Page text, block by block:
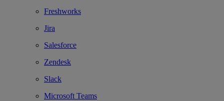
Freshworks
Jira
Salesforce
Zendesk
Slack
Microsoft Teams